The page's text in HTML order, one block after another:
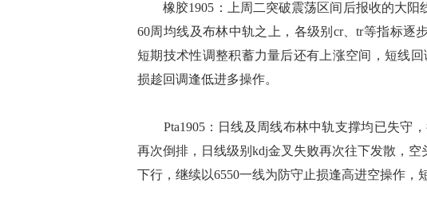
橡胶1905：上周二突破震荡区间后报收的大阳
60周均线及布林中轨之上，各级别cr、tr等指标逐
短期技术性调整积蓄力量后还有上涨空间，短线
损趁回调逢低进多操作。
Pta1905：日线及周线布林中轨支撑均已失守
再次倒排，日线级别kdj金叉失败再次往下发散，
下行，继续以6550一线为防守止损逢高进空操作，